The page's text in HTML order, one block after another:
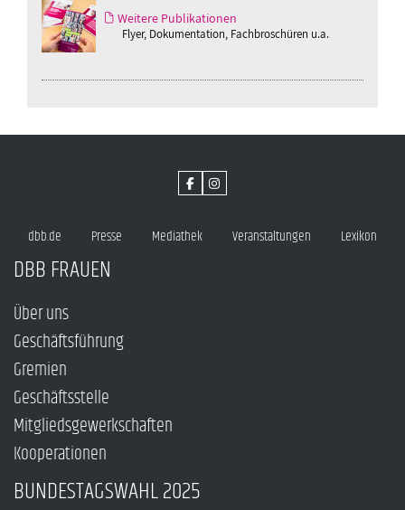
Weitere Publikationen
Flyer, Dokumentation, Fachbroschüren u.a.
dbb.de Presse Mediathek Veranstaltungen Lexikon
DBB FRAUEN
Über uns
Geschäftsführung
Gremien
Geschäftsstelle
Mitgliedsgewerkschaften
Kooperationen
BUNDESTAGSWAHL 2025